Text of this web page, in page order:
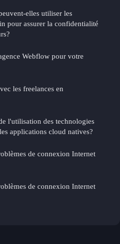
elles utiliser les
pour assurer la confidentialité
Webflow pour votre
les freelances en
l'utilisation des technologies
applications cloud natives?
de connexion Internet
de connexion Internet